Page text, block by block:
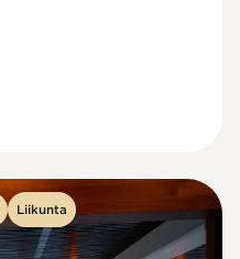
Liikunta